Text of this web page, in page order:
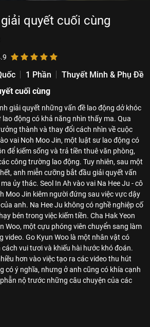
quyết cuối cùng
1 Phần
Thuyết Minh & Phụ Đề
cuối cùng
giải quyết những vấn đề lao động dở khóc
động có khả năng nhìn thấy ma. Qua
thành và thay đổi cách nhìn về cuộc
vai Noh Moo Jin, một luật sư lao động có
để kiếm sống và trả tiền thuê văn phòng,
công trường lao động. Tuy nhiên, sau một
anh miễn cưỡng bắt đầu giải quyết vấn
ủy thác. Seol In Ah vào vai Na Hee Ju - cô
Moo Jin kiêm người đứng sau việc vực dậy
anh. Na Hee Ju không có nghề nghiệp cố
bén trong việc kiếm tiền. Cha Hak Yeon
Woo, một cựu phóng viên chuyển sang làm
video. Go Kyun Woo là một nhân vật có
vui tươi và khiếu hài hước khó đoán.
hơn vào việc tạo ra các video thu hút
có ý nghĩa, nhưng ở anh cũng có khía cạnh
nộ trước những câu chuyện của các